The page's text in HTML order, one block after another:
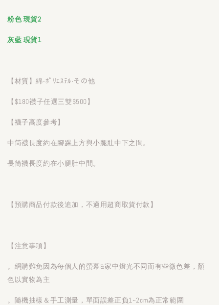
粉色 現貨2
灰藍 現貨1
【材質】綿‧ﾎﾟﾘｴｽﾃﾙ‧その他
【$180襪子任選三雙$500】
【襪子高度參考】
中筒襪長度約在腳踝上方與小腿肚中下之間。
長筒襪長度約在小腿肚中間。
【預購商品付款後追加，不適用超商取貨付款】
【注意事項】
。網購難免因為每個人的螢幕&家中燈光不同而有些微色差，顏
色以實物為主
。隨機抽樣＆手工測量，單面誤差正負1~2cm為正常範圍